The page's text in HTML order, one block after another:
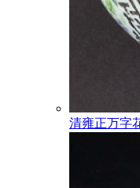
清雍正万字